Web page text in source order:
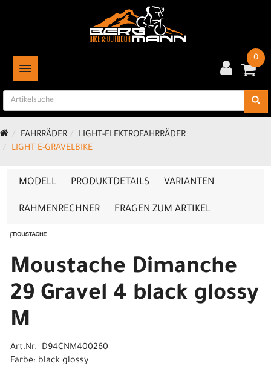
TOGGLE NAVIGATION
0
FAHRRÄDER
LIGHT-ELEKTROFAHRRÄDER
LIGHT E-GRAVELBIKE
MODELL PRODUKTDETAILS VARIANTEN
RAHMENRECHNER FRAGEN ZUM ARTIKEL
Moustache Dimanche
29 Gravel 4 black glossy
M
Art.Nr. D94CNM400260
Farbe: black glossy